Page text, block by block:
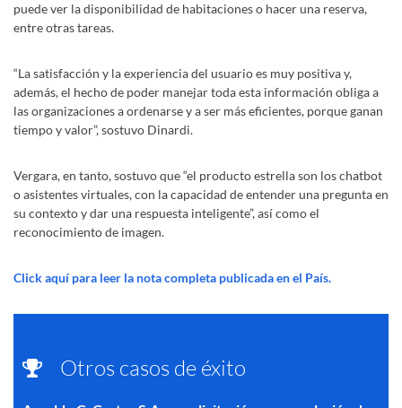
puede ver la disponibilidad de habitaciones o hacer una reserva,
entre otras tareas.
“La satisfacción y la experiencia del usuario es muy positiva y,
además, el hecho de poder manejar toda esta información obliga a
las organizaciones a ordenarse y a ser más eficientes, porque ganan
tiempo y valor”, sostuvo Dinardi.
Vergara, en tanto, sostuvo que “el producto estrella son los chatbot
o asistentes virtuales, con la capacidad de entender una pregunta en
su contexto y dar una respuesta inteligente”, así como el
reconocimiento de imagen.
Click aquí para leer la nota completa publicada en el País.
Otros casos de éxito